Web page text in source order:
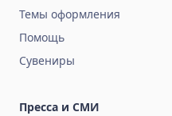
Темы оформления
Помощь
Сувениры
Пресса и СМИ